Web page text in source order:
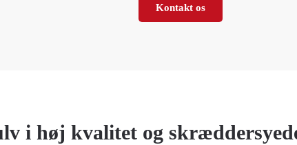
Kontakt os
i høj kvalitet og